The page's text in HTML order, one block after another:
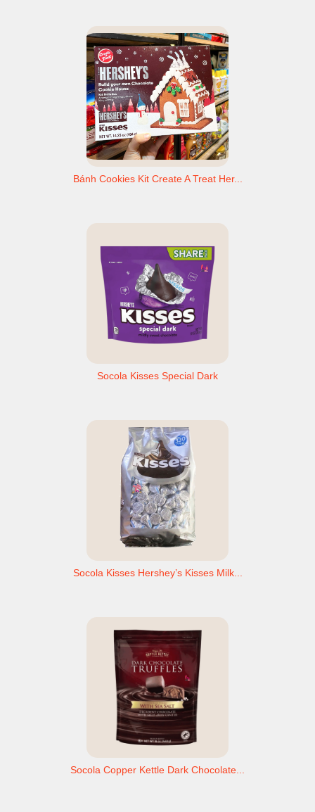
Bánh Cookies Kit Create A Treat Her...
Socola Kisses Special Dark
Socola Kisses Hershey’s Kisses Milk...
Socola Copper Kettle Dark Chocolate...